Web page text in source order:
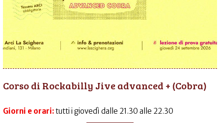
Corso di Rockabilly Jive advanced + (Cobra)
Giorni e orari:tutti i giovedì dalle 21.30 alle 22.30